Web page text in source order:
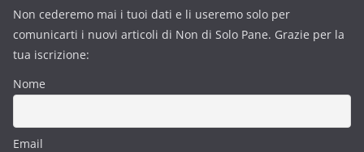
Non cederemo mai i tuoi dati e li useremo solo per
comunicarti i nuovi articoli di Non di Solo Pane. Grazie per la
tua iscrizione:
Nome
Email